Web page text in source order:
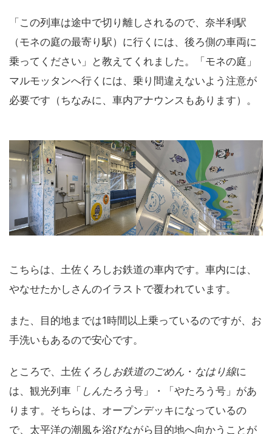
「この列車は途中で切り離しされるので、奈半利駅
（モネの庭の最寄り駅）に行くには、後ろ側の車両に
乗ってください」と教えてくれました。「モネの庭」
マルモッタンへ行くには、乗り間違えないよう注意が
必要です（ちなみに、車内アナウンスもあります）。
こちらは、土佐くろしお鉄道の車内です。車内には、
やなせたかしさんのイラストで覆われています。
また、目的地までは1時間以上乗っているのですが、お
手洗いもあるので安心です。
ところで、土佐 くろしお鉄道のごめん ・ なはり線に
は、観光列車「 しんたろう号」・「やたろう号」があ
ります。そちらは、オープンデッキになっているの
で、太平洋の潮風を浴びながら目的地へ向かうことが